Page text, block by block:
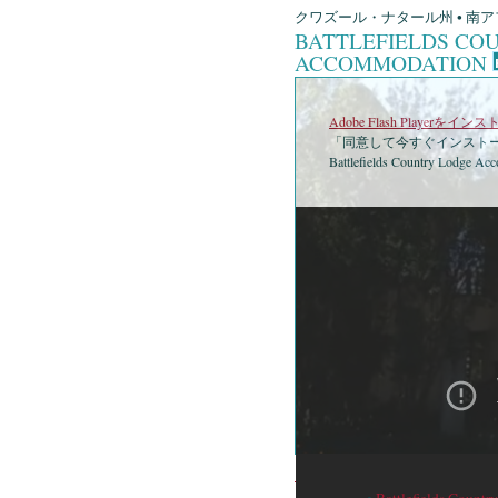
クワズール・ナタール州 • 南
BATTLEFIELDS
ACCOMMODATION
Adobe Flash Playerをインス
「同意して今すぐインスト
Battlefields Country Lodge